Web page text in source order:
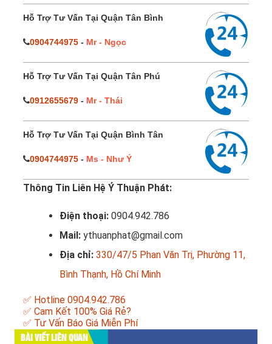
Hỗ Trợ Tư Vấn Tại Quận Tân Bình
0904744975 - Mr - Ngọc
Hỗ Trợ Tư Vấn Tại Quận Tân Phú
0912655679 - Mr - Thái
Hỗ Trợ Tư Vấn Tại Quận Bình Tân
0904744975 - Ms - Như Ý
Thông Tin Liên Hệ Ý Thuận Phát:
Điện thoại: 0904.942.786
Mail: ythuanphat@gmail.com
Địa chỉ: 330/47/5 Phan Văn Trị, Phường 11,
Bình Thạnh, Hồ Chí Minh
✅ Hotline 0904.942.786
✅ Cam Kết 100% Giá Rẻ?
✅ Tư Vấn Báo Giá Miễn Phí
BÀI VIẾT LIÊN QUAN